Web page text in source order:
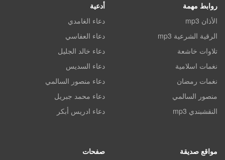
روابط مهمة
الأذان mp3
الرقية الشرعية mp3
تلاوات خاشعة
نغمات اسلامية
نغمات رمضان
منصور السالمي
النقشبندي mp3
أدعية
دعاء الغامدي
دعاء العفاسي
دعاء خالد الجليل
دعاء السديس
دعاء منصور السالمي
دعاء محمد جبريل
دعاء ادريس أبكر
مواقع صديقة صفحات